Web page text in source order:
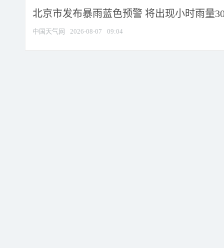
北京市发布暴雨蓝色预警 将出现小时雨量
中国天气网 2026-08-07 09:04